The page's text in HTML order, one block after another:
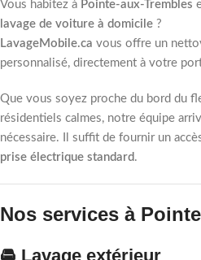
Vous habitez à Pointe-aux-Trembles
lavage de voiture à domicile ?
LavageMobile.ca vous offre un
personnalisé, directement à votre
Que vous soyez proche du bord du
résidentiels calmes, notre équipe
nécessaire. Il suffit de fournir un
prise électrique standard .
Nos services à
🚘 Lavage extérieur